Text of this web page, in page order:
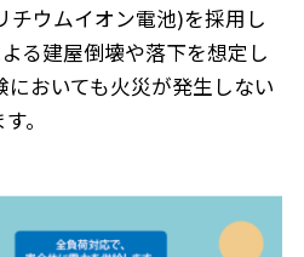
チウムイオン電池)を採用し
る建屋倒壊や落下を想定し
おいても火災が発生しない
。